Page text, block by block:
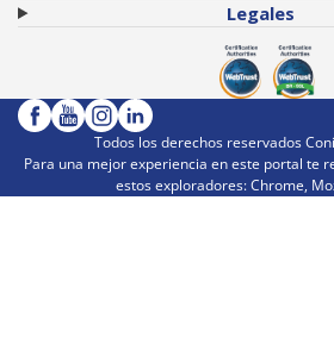
Legales
Todos los derechos reservados
Para una mejor experiencia en este portal te
estos exploradores: Chrome,